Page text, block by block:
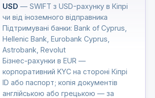
USD — SWIFT з USD-рахунку в Кіпрі
чи від іноземного відправника
Підтримувані банки: Bank of Cyprus,
Hellenic Bank, Eurobank Cyprus,
Astrobank, Revolut
Бізнес-рахунки в EUR —
корпоративний KYC на стороні Кіпрі
ID або паспорт; копія документів
англійською або грецькою — за